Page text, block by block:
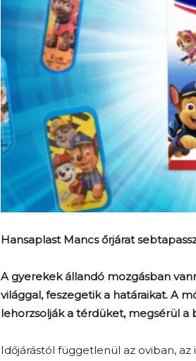
Hansaplast Mancs őrjárat
A gyerekek állandó mozgásban
világgal, feszegetik a határaikat. A
lehorzsolják a térdüket, megsérül a
Időjárástól függetlenül az oviban,